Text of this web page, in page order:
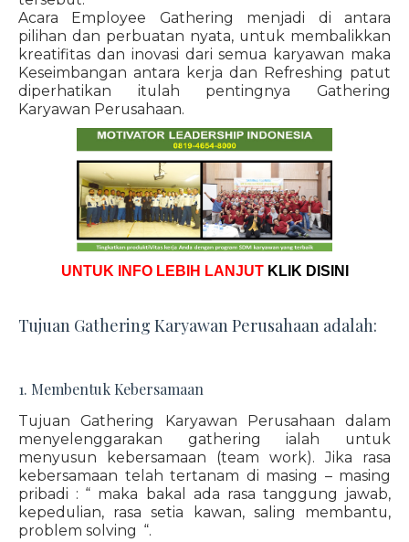
Acara Employee Gathering menjadi di antara
pilihan dan perbuatan nyata, untuk membalikkan
kreatifitas dan inovasi dari semua karyawan maka
Keseimbangan antara kerja dan Refreshing patut
diperhatikan itulah pentingnya Gathering
Karyawan Perusahaan.
UNTUK INFO LEBIH LANJUT KLIK DISINI
Tujuan Gathering Karyawan Perusahaan adalah:
1. Membentuk Kebersamaan
Tujuan Gathering Karyawan Perusahaan dalam
menyelenggarakan gathering ialah untuk
menyusun kebersamaan (team work). Jika rasa
kebersamaan telah tertanam di masing – masing
pribadi : “ maka bakal ada rasa tanggung jawab,
kepedulian, rasa setia kawan, saling membantu,
problem solving “.